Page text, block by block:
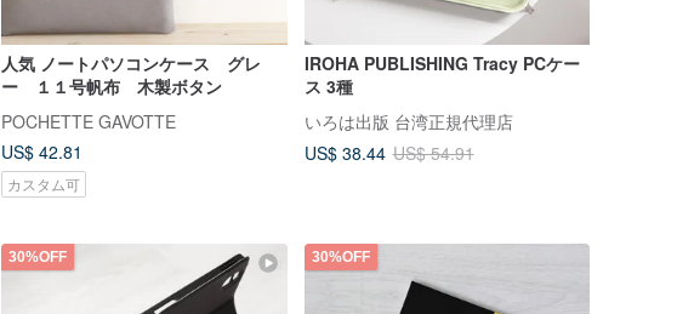
人気 ノートパソコンケース グレ
ー １１号帆布 木製ボタン
POCHETTE GAVOTTE
US$ 42.81
カスタム可
IROHA PUBLISHING Tracy PCケー
ス 3種
いろは出版 台湾正規代理店
US$ 38.44 US$ 54.91
30%OFF 30%OFF